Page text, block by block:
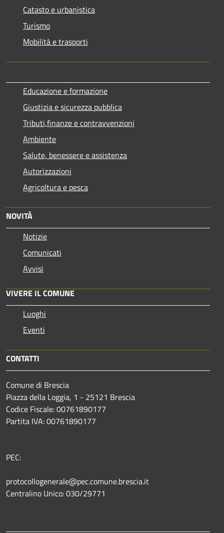
Catasto e urbanistica
Turismo
Mobilità e trasporti
Educazione e formazione
Giustizia e sicurezza pubblica
Tributi,finanze e contravvenzioni
Ambiente
Salute, benessere e assistenza
Autorizzazioni
Agricoltura e pesca
NOVITÀ
Notizie
Comunicati
Avvisi
VIVERE IL COMUNE
Luoghi
Eventi
CONTATTI
Comune di Brescia
Piazza della Loggia, 1 - 25121 Brescia
Codice Fiscale: 00761890177
Partita IVA: 00761890177
PEC:
protocollogenerale@pec.comune.brescia.it
Centralino Unico: 030/29771